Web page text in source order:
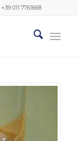
+39 011 7761668